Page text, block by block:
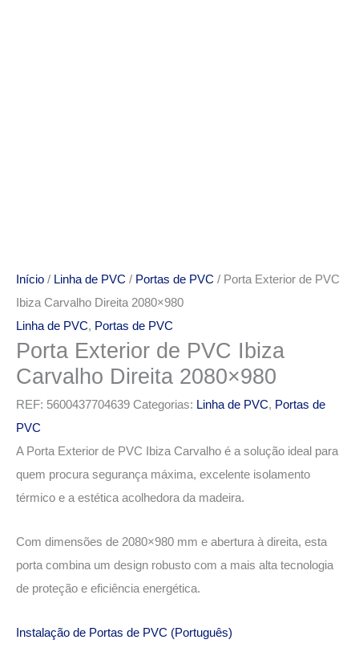
Início / Linha de PVC / Portas de PVC / Porta Exterior de PVC
Ibiza Carvalho Direita 2080×980
Linha de PVC, Portas de PVC
Porta Exterior de PVC Ibiza
Carvalho Direita 2080×980
REF: 5600437704639 Categorias: Linha de PVC, Portas de
PVC
A Porta Exterior de PVC Ibiza Carvalho é a solução ideal para
quem procura segurança máxima, excelente isolamento
térmico e a estética acolhedora da madeira.
Com dimensões de 2080×980 mm e abertura à direita, esta
porta combina um design robusto com a mais alta tecnologia
de proteção e eficiência energética.
Instalação de Portas de PVC (Português)